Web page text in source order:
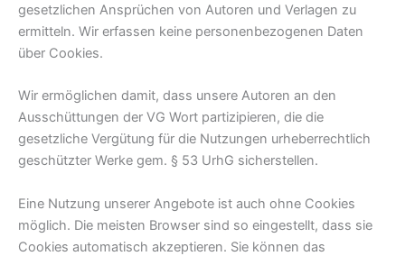
gesetzlichen Ansprüchen von Autoren und Verlagen zu
ermitteln. Wir erfassen keine personenbezogenen Daten
über Cookies.
Wir ermöglichen damit, dass unsere Autoren an den
Ausschüttungen der VG Wort partizipieren, die die
gesetzliche Vergütung für die Nutzungen urheberrechtlich
geschützter Werke gem. § 53 UrhG sicherstellen.
Eine Nutzung unserer Angebote ist auch ohne Cookies
möglich. Die meisten Browser sind so eingestellt, dass sie
Cookies automatisch akzeptieren. Sie können das